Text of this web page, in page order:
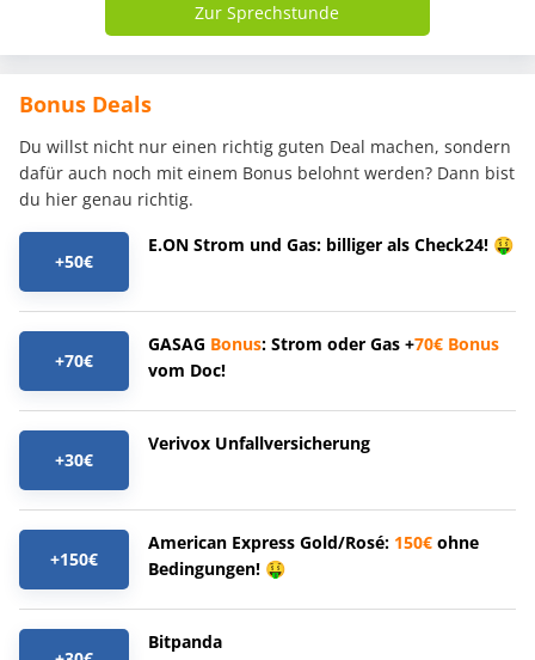
Zur Sprechstunde
Bonus Deals
Du willst nicht nur einen richtig guten Deal machen, sondern
dafür auch noch mit einem Bonus belohnt werden? Dann bist
du hier genau richtig.
+50€
E.ON Strom und Gas: billiger als Check24! 🤑
+70€
GASAG Bonus: Strom oder Gas +70€ Bonus
vom Doc!
+30€
Verivox Unfallversicherung
+150€
American Express Gold/Rosé: 150€ ohne
Bedingungen! 🤑
Bitpanda